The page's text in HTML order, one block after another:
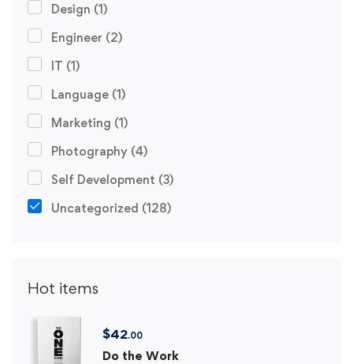
Design (1)
Engineer (2)
IT (1)
Language (1)
Marketing (1)
Photography (4)
Self Development (3)
Uncategorized (128)
Hot items
$42.00
Do the Work